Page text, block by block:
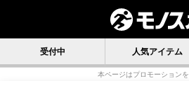
受付中 人気アイテム
本ページはプロモーション